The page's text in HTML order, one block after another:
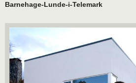
Barnehage-Lunde-i-Telemark